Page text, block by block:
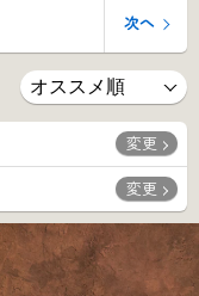
次へ
変更
変更